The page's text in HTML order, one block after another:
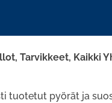
Tarvikkeet, Kaikki
tuotetut pyörät ja